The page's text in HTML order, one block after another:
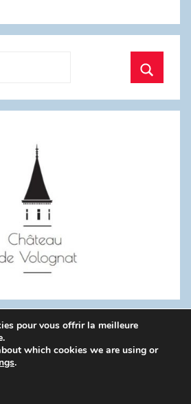
Donovan by ThemeZee.
pour vous offrir la meilleure
which cookies we are using or
.